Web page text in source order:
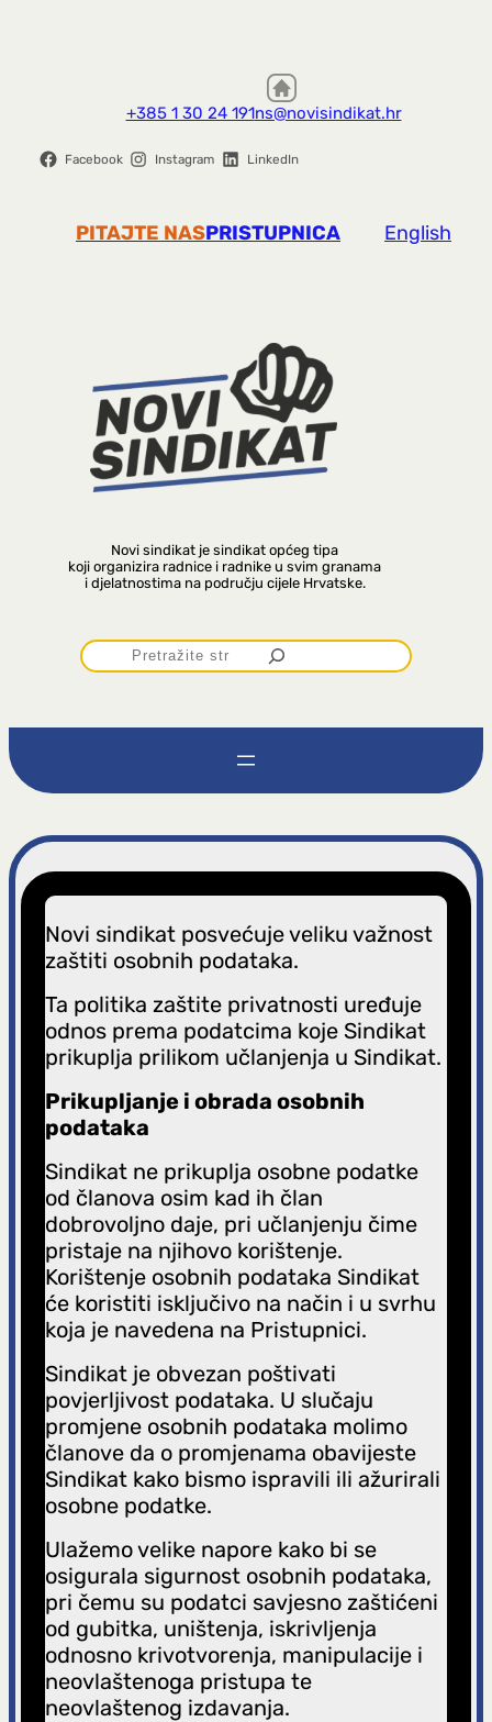
+385 1 30 24 191ns@novisindikat.hr
Facebook Instagram LinkedIn
PITAJTE NASPRISTUPNICA English
Novi sindikat je sindikat općeg tipa
koji organizira radnice i radnike u svim granama
i djelatnostima na području cijele Hrvatske.
P
r
t
r
a
g
a
Novi sindikat posvećuje veliku važnost
zaštiti osobnih podataka.
Ta politika zaštite privatnosti uređuje
odnos prema podatcima koje Sindikat
prikuplja prilikom učlanjenja u Sindikat.
Prikupljanje i obrada osobnih
podataka
Sindikat ne prikuplja osobne podatke
od članova osim kad ih član
dobrovoljno daje, pri učlanjenju čime
pristaje na njihovo korištenje.
Korištenje osobnih podataka Sindikat
će koristiti isključivo na način i u svrhu
koja je navedena na Pristupnici.
Sindikat je obvezan poštivati
povjerljivost podataka. U slučaju
promjene osobnih podataka molimo
članove da o promjenama obavijeste
Sindikat kako bismo ispravili ili ažurirali
osobne podatke.
Ulažemo velike napore kako bi se
osigurala sigurnost osobnih podataka,
pri čemu su podatci savjesno zaštićeni
od gubitka, uništenja, iskrivljenja
odnosno krivotvorenja, manipulacije i
neovlaštenoga pristupa te
neovlaštenog izdavanja.